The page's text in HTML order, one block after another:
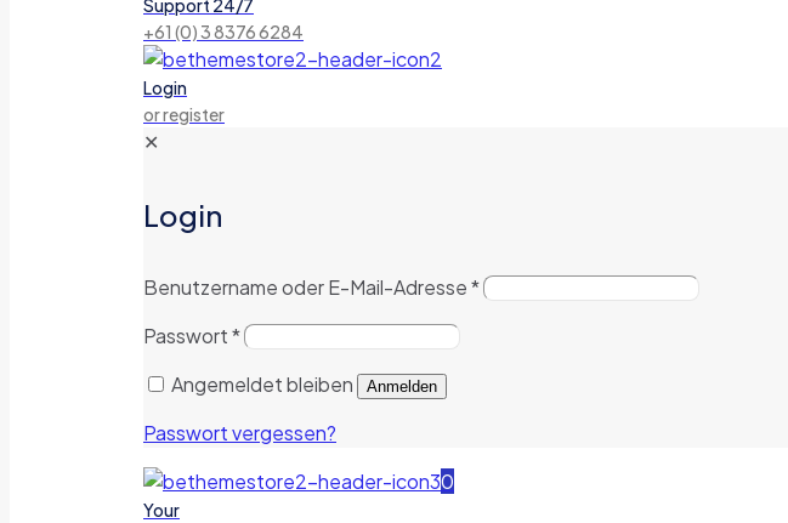
Support 24/7
+61 (0) 3 8376 6284
Login
or register
✕
Login
Benutzername oder E-Mail-Adresse*
Passwort*
Angemeldet bleiben
Anmelden
Passwort vergessen?
0
Your